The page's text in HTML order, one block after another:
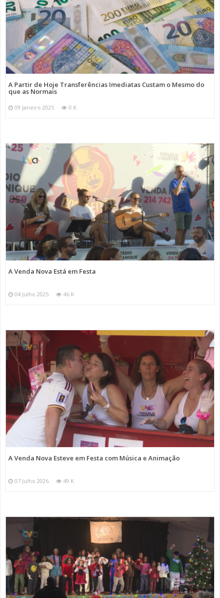
A Partir de Hoje Transferências Imediatas Custam o Mesmo do
que as Normais
09 Janeiro 2025 0 K
A Venda Nova Está em Festa
04 Julho 2025 46 K
A Venda Nova Esteve em Festa com Música e Animação
07 Julho 2026 49 K